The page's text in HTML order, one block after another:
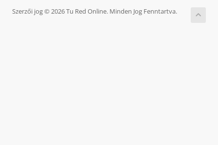
Szerzői jog © 2026 Tu Red Online. Minden Jog Fenntartva.